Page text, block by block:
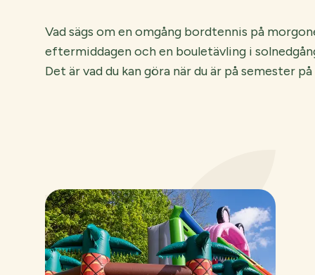
Vad sägs om en omgång bordtennis på
eftermiddagen och en bouletävling i
Det är vad du kan göra när du är på semester